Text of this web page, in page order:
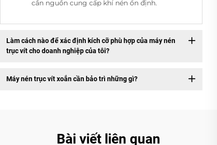
cần nguồn cung cấp khí nén ổn định.
Làm cách nào để xác định kích cỡ phù hợp của máy nén
trục vít cho doanh nghiệp của tôi?
Máy nén trục vít xoắn cần bảo trì những gì?
Bài viết liên quan